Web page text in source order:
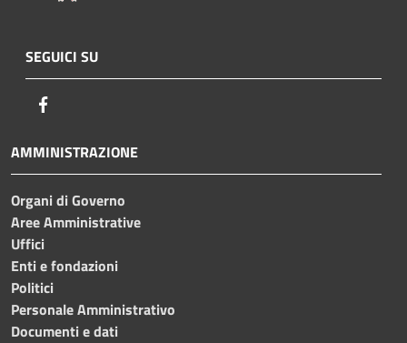
SEGUICI SU
AMMINISTRAZIONE
Organi di Governo
Aree Amministrative
Uffici
Enti e fondazioni
Politici
Personale Amministrativo
Documenti e dati